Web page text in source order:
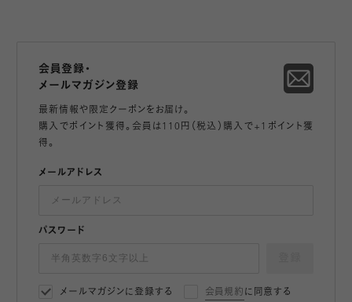
会員登録・
メールマガジン登録
最新情報や限定クーポンをお届け。
購入でポイント獲得。会員は110円（税込）購入で+1ポイント獲
得。
メールアドレス
パスワード
メールマガジンに登録する 会員規約 に同意する